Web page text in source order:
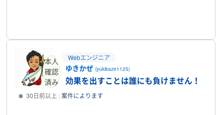
本人
確認
済み
Webエンジニア
ゆきかぜ(yukikaze1125)
効果を出すことは誰にも負けません！
30日前以上 案件によります